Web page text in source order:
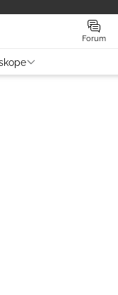
Forum